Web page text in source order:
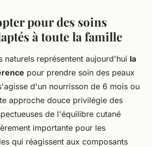
pour des soins
à toute la famille
naturels représentent aujourd'hui la
pour prendre soin des peaux
d'un nourrisson de 6 mois ou
approche douce privilégie des
de l'équilibre cutané
importante pour les
qui réagissent aux composants